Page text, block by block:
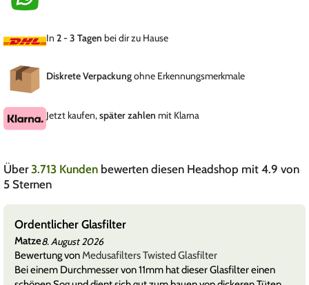
In 2 - 3 Tagen bei dir zu Hause
Diskrete Verpackungohne Erkennungsmerkmale
Jetzt kaufen,später zahlen mit Klarna
Über3.713 Kunden bewerten diesen Headshop mit 4.9 von
5 Sternen
Ordentlicher Glasfilter
Matze8. August 2026
Bewertung vonMedusafilters Twisted Glasfilter
Bei einem Durchmesser von 11mm hat dieser Glasfilter einen